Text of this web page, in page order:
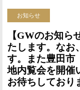
お知らせ
【GWのお知ら
たします。なお
す。また豊田市
地内覧会を開催
お待ちしており